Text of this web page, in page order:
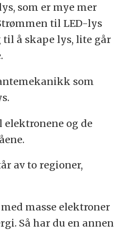
som er mye mer
til LED-lys
til å skape lys, lite går
som
og de
av to regioner,
masse elektroner
Så har du en annen